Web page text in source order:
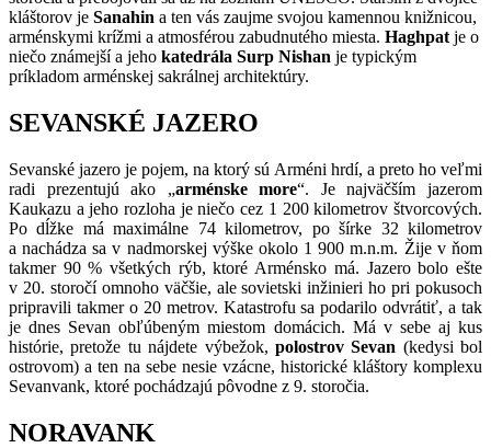
kláštorov je Sanahin a ten vás zaujme svojou kamennou knižnicou,
arménskymi krížmi a atmosférou zabudnutého miesta. Haghpat je o
niečo známejší a jeho katedrála Surp Nishan je typickým
príkladom arménskej sakrálnej architektúry.
SEVANSKÉ JAZERO
Sevanské jazero je pojem, na ktorý sú Arméni hrdí, a preto ho veľmi
radi prezentujú ako „arménske more“. Je najväčším jazerom
Kaukazu a jeho rozloha je niečo cez 1 200 kilometrov štvorcových.
Po dĺžke má maximálne 74 kilometrov, po šírke 32 kilometrov
a nachádza sa v nadmorskej výške okolo 1 900 m.n.m. Žije v ňom
takmer 90 % všetkých rýb, ktoré Arménsko má. Jazero bolo ešte
v 20. storočí omnoho väčšie, ale sovietski inžinieri ho pri pokusoch
pripravili takmer o 20 metrov. Katastrofu sa podarilo odvrátiť, a tak
je dnes Sevan obľúbeným miestom domácich. Má v sebe aj kus
histórie, pretože tu nájdete výbežok, polostrov Sevan (kedysi bol
ostrovom) a ten na sebe nesie vzácne, historické kláštory komplexu
Sevanvank, ktoré pochádzajú pôvodne z 9. storočia.
NORAVANK